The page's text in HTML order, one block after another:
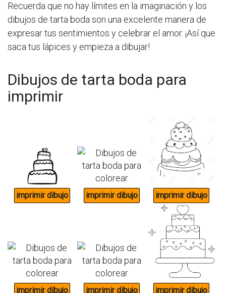
Recuerda que no hay límites en la imaginación y los
dibujos de tarta boda son una excelente manera de
expresar tus sentimientos y celebrar el amor. ¡Así que
saca tus lápices y empieza a dibujar!
Dibujos de tarta boda para
imprimir